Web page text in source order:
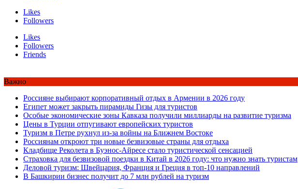
Likes
Followers
Likes
Followers
Friends
Важно
Россияне выбирают корпоративный отдых в Армении в 2026 году
Египет может закрыть пирамиды Гизы для туристов
Особые экономические зоны Кавказа получили миллиарды на развитие туризма
Цены в Турции отпугивают европейских туристов
Туризм в Петре рухнул из-за войны на Ближнем Востоке
Россиянам откроют три новые безвизовые страны для отдыха
Кладбище Реколета в Буэнос-Айресе стало туристической сенсацией
Страховка для безвизовой поездки в Китай в 2026 году: что нужно знать туристам
Деловой туризм: Швейцария, Франция и Греция в топ-10 направлений
В Башкирии бизнес получит до 7 млн рублей на туризм